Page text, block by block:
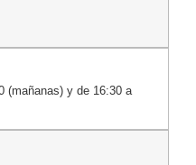
(mañanas) y de 16:30 a